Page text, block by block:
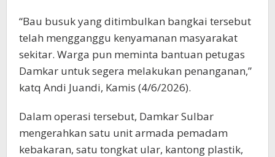
“Bau busuk yang ditimbulkan bangkai tersebut
telah mengganggu kenyamanan masyarakat
sekitar. Warga pun meminta bantuan petugas
Damkar untuk segera melakukan penanganan,”
katq Andi Juandi, Kamis (4/6/2026).
Dalam operasi tersebut, Damkar Sulbar
mengerahkan satu unit armada pemadam
kebakaran, satu tongkat ular, kantong plastik,